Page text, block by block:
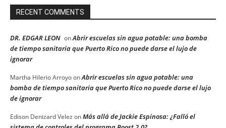
RECENT COMMENTS
DR. EDGAR LEON onAbrir escuelas sin agua potable: una bomba
de tiempo sanitaria que Puerto Rico no puede darse el lujo de
ignorar
Martha Hilerio ArroyoonAbrir escuelas sin agua potable: una
bomba de tiempo sanitaria que Puerto Rico no puede darse el lujo
de ignorar
Edison Denizard Velez onMás allá de Jackie Espinosa: ¿Falló el